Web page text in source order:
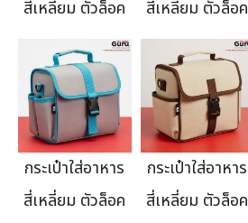
สี่เหลี่ยม ตัวล็อค
สี่เหลี่ยม ตัวล็อค
กระเป๋าใส่อาหาร
สี่เหลี่ยม ตัวล็อค
กระเป๋าใส่อาหาร
สี่เหลี่ยม ตัวล็อค